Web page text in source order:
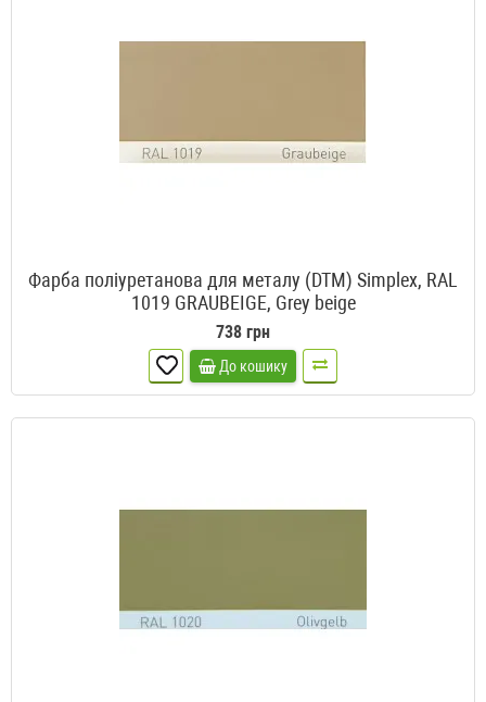
Фарба поліуретанова для металу (DTM) Simplex, RAL
1019 GRAUBEIGE, Grey beige
738 грн
До кошику